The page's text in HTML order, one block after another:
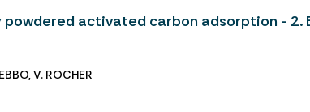
activated carbon adsorption - 2.
,V. ROCHER